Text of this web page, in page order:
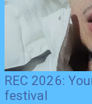
REC 2026:
festival